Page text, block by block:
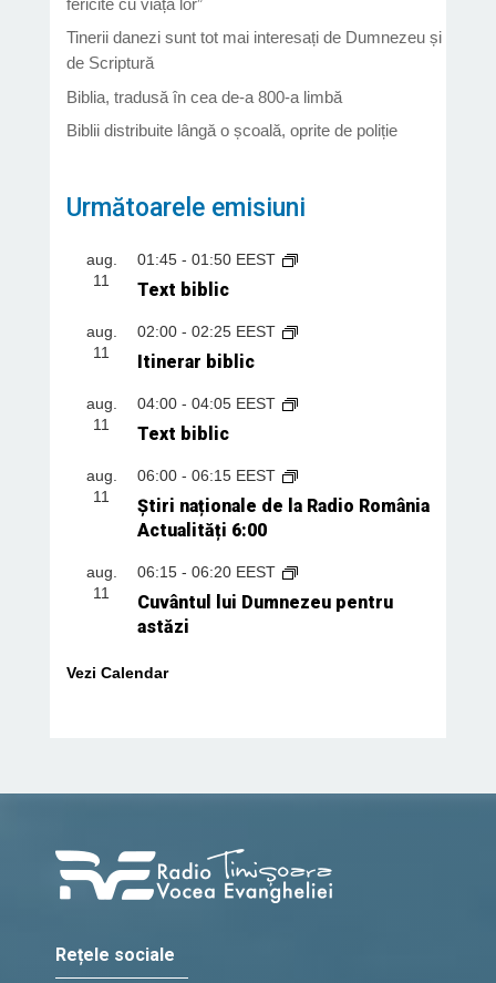
Tinerii danezi sunt tot mai interesați de Dumnezeu și
de Scriptură
Biblia, tradusă în cea de-a 800-a limbă
Biblii distribuite lângă o școală, oprite de poliție
Următoarele emisiuni
aug.
11
01:45- 01:50 EEST
Text biblic
aug.
11
02:00- 02:25 EEST
Itinerar biblic
aug.
11
04:00- 04:05 EEST
Text biblic
aug.
11
06:00- 06:15 EEST
Știri naționale de la Radio România
Actualități 6:00
aug.
11
06:15- 06:20 EEST
Cuvântul lui Dumnezeu pentru
astăzi
Vezi Calendar
Rețele sociale